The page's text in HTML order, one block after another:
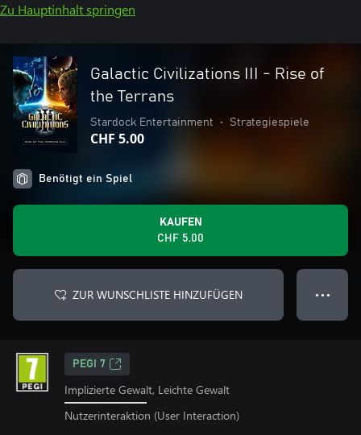
Zu Hauptinhalt springen
Galactic Civilizations III - Rise of
the Terrans
Stardock Entertainment • Strategiespiele
CHF 5.00
Benötigt ein Spiel
KAUFEN
CHF 5.00
ZUR WUNSCHLISTE HINZUFÜGEN ● ● ●
PEGI 7
Implizierte Gewalt, Leichte Gewalt
Nutzerinteraktion (User Interaction)